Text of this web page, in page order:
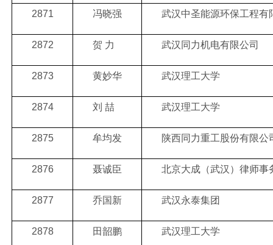
2871 冯晓强 武汉中圣能源环保工程有
2872 贺 力 武汉同力机电有限公司
2873 黄妙华 武汉理工大学
2874 刘 喆 武汉理工大学
2875 牟均发 陕西同力重工股份有限公
2876 聂诚臣 北京大成（武汉）律师事
2877 乔国新 武汉永泰集团
2878 田韶鹏 武汉理工大学